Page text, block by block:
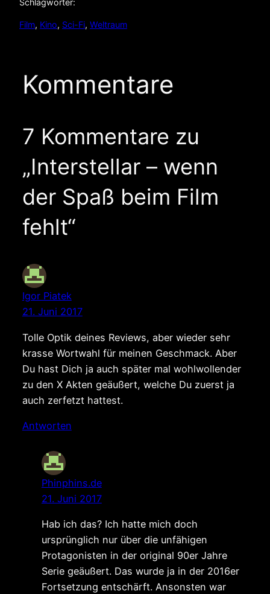
Schlagwörter:
Film, Kino, Sci-Fi, Weltraum
Kommentare
7 Kommentare zu
„Interstellar – wenn
der Spaß beim Film
fehlt“
Igor Piatek
21. Juni 2017
Tolle Optik deines Reviews, aber wieder sehr
krasse Wortwahl für meinen Geschmack. Aber
Du hast Dich ja auch später mal wohlwollender
zu den X Akten geäußert, welche Du zuerst ja
auch zerfetzt hattest.
Antworten
Phinphins.de
21. Juni 2017
Hab ich das? Ich hatte mich doch
ursprünglich nur über die unfähigen
Protagonisten in der original 90er Jahre
Serie geäußert. Das wurde ja in der 2016er
Fortsetzung entschärft. Ansonsten war